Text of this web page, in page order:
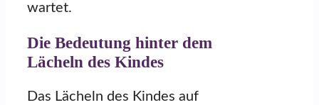
wartet.
Die Bedeutung hinter dem
Lächeln des Kindes
Das Lächeln des Kindes auf